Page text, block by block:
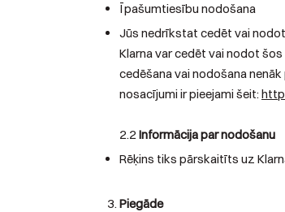
Īpašumtiesību nodošana
Jūs nedrīkstat cedēt vai
Klarna var cedēt vai nodot
cedēšana vai nodošana
nosacījumi ir pieejami šeit:
2.2 Informācija par nodošanu
Rēķins tiks pārskaitīts uz
Piegāde